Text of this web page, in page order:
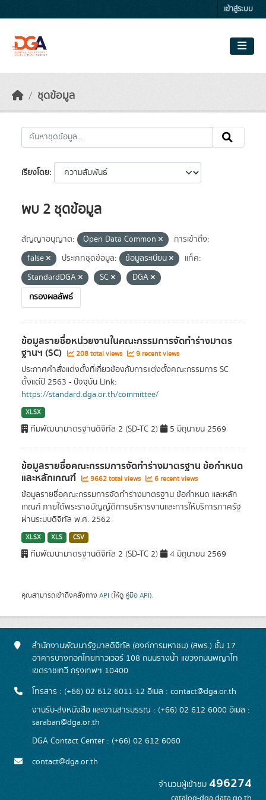
เข้าสู่ระบบ
ชุดข้อมูล
เรียงโดย
พบ 2 ชุดข้อมูล
สัญญาอนุญาต: Open Data Common
การเข้าถึง:
false
ประเภทชุดข้อมูล: ข้อมูลระเบียน
แท็ค:
StandardDGA
SC
DGA
กรองผลลัพธ์
ข้อมูลรายชื่อหน่วยงานในคณะกรรมการจัดทำร่างมาตร
ฐานฯ (SC) 208 total views 9 recent views
ประกาศคำสั่งแต่งตั้งที่เกี่ยวข้องกับการแต่งตั้งคณะกรรมการ SC
ตั้งแต่ปี 2563 - ปัจจุบัน Link:
https://standard.dga.or.th/committee/
XLSX
ทีมพัฒนามาตรฐานดิจิทัล 2 (SD-TC 2) 5 มิถุนายน 2569
ข้อมูลรายชื่อคณะกรรมการจัดทำร่างมาตรฐาน ข้อกำหนด
และหลักเกณฑ์ 9662 total views 6 recent views
ข้อมูลรายชื่อคณะกรรมการจัดทำร่างมาตรฐาน ข้อกำหนด และหลัก
เกณฑ์ ภายใต้พระราชบัญญัติการบริหารงานและการให้บริการภาครัฐ
ผ่านระบบดิจิทัล พ.ศ. 2562
XLSX XLS CSV
ทีมพัฒนามาตรฐานดิจิทัล 2 (SD-TC 2) 4 มิถุนายน 2569
คุณสามารถเข้าถึงคลังทาง API (ให้ดู คู่มือ API).
สำนักงานพัฒนารัฐบาลดิจิทัล (องค์การมหาชน) (สพร.) ชั้น 17
อาคารบางกอกไทยทาวเวอร์ 108 ถนนรางน้ำ แขวงถนนพญาไท
เขตราชเทวี กรุงเทพฯ 10400
โทรสาร : (+66) 02 612 6011-12 อีเมล : contact@dga.or.th
งานรับ-ส่งหนังสือ และงานสารบรรณ : (+66) 02 612 6000 อีเมล :
saraban@dga.or.th
DGA Contact Center : (+66) 02 612 6060
contact@dga.or.th
จำนวนผู้เข้าชม 496274